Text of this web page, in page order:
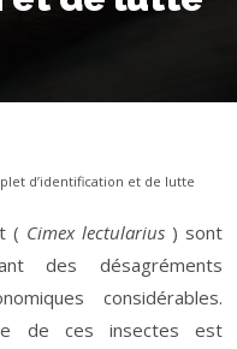
d’identification et de lutte
( Cimex lectularius ) sont
des désagréments
considérables.
de ces insectes est